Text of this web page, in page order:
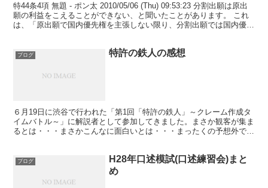
特44条4項 無題 - ポン太 2010/05/06 (Thu) 09:53:23 分割出願は原出
願の利益をこえることができない、と聞いたことがあります。 これ
は、「原出願で国内優先権を主張しない限り、分割出願では国内優先
ブログ 特許の鉄人の感想
６月19日に渋谷で行われた「第1回「特許の鉄人」～クレーム作成タ
イムバトル～」に解説者として参加してきました。まさか観客が集ま
るとは・・・まさかこんなに面白いとは・・・まったくの予想外で非
ブログ
H28年口述模試(口述練習会)まと
め